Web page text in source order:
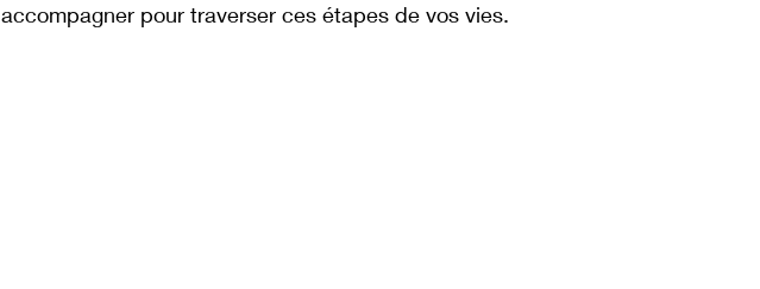
accompagner pour traverser ces étapes de vos vies.